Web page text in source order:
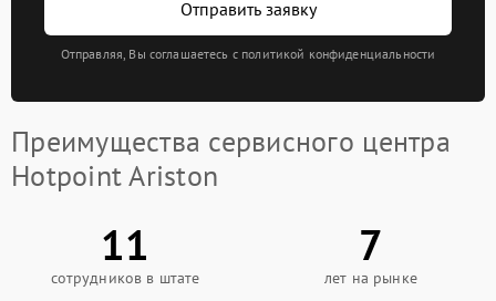
Отправить заявку
Отправляя, Вы соглашаетесь с политикой конфиденциальности
Преимущества сервисного центра
Hotpoint Ariston
11
сотрудников в штате
7
лет на рынке